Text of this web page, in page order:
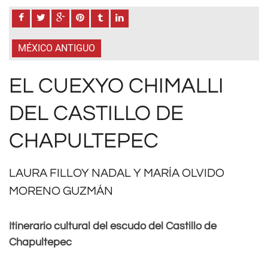
Ca.
MÉXICO ANTIGUO
EL CUEXYO CHIMALLI
DEL CASTILLO DE
CHAPULTEPEC
LAURA FILLOY NADAL Y MARÍA OLVIDO
MORENO GUZMÁN
Itinerario cultural del escudo del Castillo de
Chapultepec